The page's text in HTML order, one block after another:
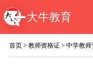
大牛教育
首页 >教师资格证 >中学教